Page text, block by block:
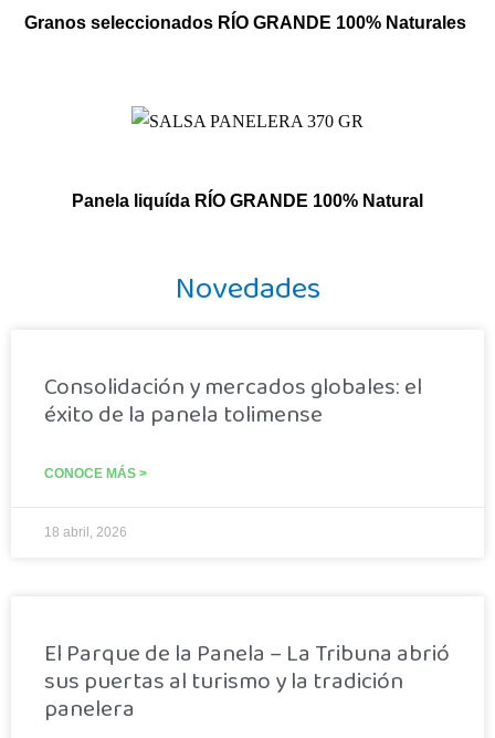
Granos seleccionados RÍO GRANDE 100% Naturales
Panela liquída RÍO GRANDE 100% Natural
Novedades
Consolidación y mercados globales: el
éxito de la panela tolimense
CONOCE MÁS >
18 abril, 2026
El Parque de la Panela – La Tribuna abrió
sus puertas al turismo y la tradición
panelera